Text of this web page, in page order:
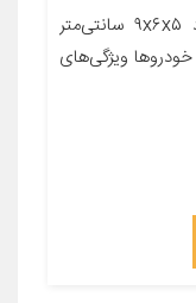
معرفی محصول جزئیات محصول ابعاد ۹x۶x۵ سانتی‌متر
ویژگی‌های